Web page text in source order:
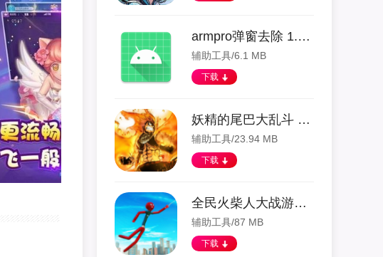
armpro弹窗去除 1.3.0 安卓版
辅助工具/6.1 MB
下载
妖精的尾巴大乱斗 1.0 安卓版
辅助工具/23.94 MB
下载
全民火柴人大战游戏 1.0 安卓版
辅助工具/87 MB
下载